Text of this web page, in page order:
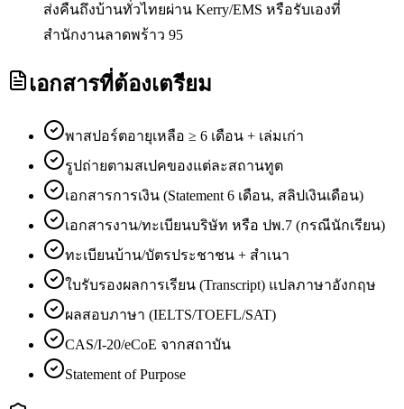
ส่งคืนถึงบ้านทั่วไทยผ่าน Kerry/EMS หรือรับเองที่
สำนักงานลาดพร้าว 95
เอกสารที่ต้องเตรียม
พาสปอร์ตอายุเหลือ ≥ 6 เดือน + เล่มเก่า
รูปถ่ายตามสเปคของแต่ละสถานทูต
เอกสารการเงิน (Statement 6 เดือน, สลิปเงินเดือน)
เอกสารงาน/ทะเบียนบริษัท หรือ ปพ.7 (กรณีนักเรียน)
ทะเบียนบ้าน/บัตรประชาชน + สำเนา
ใบรับรองผลการเรียน (Transcript) แปลภาษาอังกฤษ
ผลสอบภาษา (IELTS/TOEFL/SAT)
CAS/I-20/eCoE จากสถาบัน
Statement of Purpose